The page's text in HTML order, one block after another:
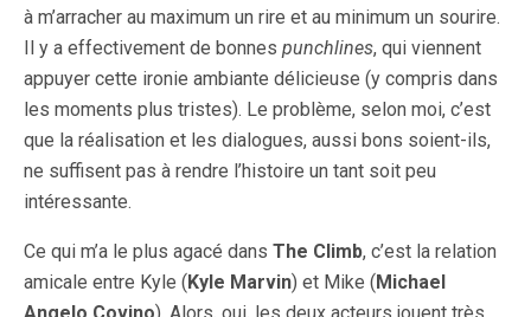
à m’arracher au maximum un rire et au minimum un sourire.
Il y a effectivement de bonnes punchlines, qui viennent
appuyer cette ironie ambiante délicieuse (y compris dans
les moments plus tristes). Le problème, selon moi, c’est
que la réalisation et les dialogues, aussi bons soient-ils,
ne suffisent pas à rendre l’histoire un tant soit peu
intéressante.
Ce qui m’a le plus agacé dans The Climb, c’est la relation
amicale entre Kyle ( Kyle Marvin) et Mike ( Michael